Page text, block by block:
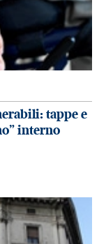
tappe e
interno